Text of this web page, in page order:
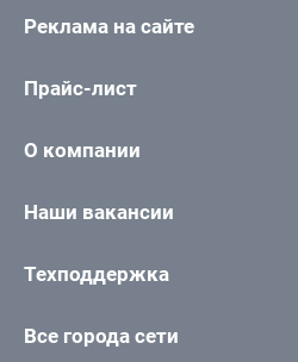
Реклама на сайте
Прайс-лист
О компании
Наши вакансии
Техподдержка
Все города сети